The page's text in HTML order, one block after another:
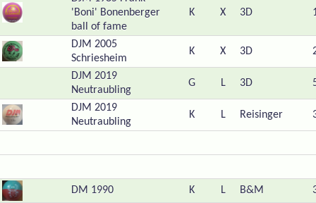
'Boni' Bonenberger
ball of fame
K X 3D
DJM 2005
Schriesheim
K X 3D
DJM 2019
Neutraubling
G L 3D
DJM 2019
Neutraubling
K L Reisinger
DM 1990 K L B&M